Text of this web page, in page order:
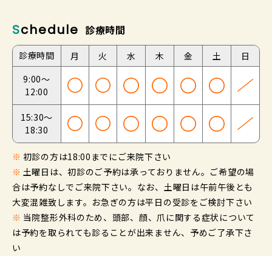
Schedule 診療時間
診療時間 月 火 水 木 金 土
日
9:00～
12:00
15:30～
18:30
※ 初診の方は18:00までにご来院下さい
※ 土曜日は、初診のご予約は承っておりません。ご希望の場
合は予約なしでご来院下さい。なお、土曜日は午前午後とも
大変混雑致します。お急ぎの方は平日の受診をご検討下さい
※ 当院整形外科のため、頭部、顔、爪に関する症状について
は予約を取られても診ることが出来ません、予めご了承下さ
い